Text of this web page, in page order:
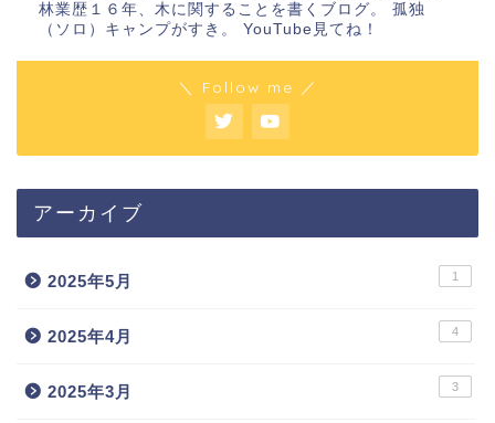
林業歴１６年、木に関することを書くブログ。 孤独
（ソロ）キャンプがすき。 YouTube見てね！
＼ Follow me ／
アーカイブ
2025年5月 1
2025年4月 4
2025年3月 3